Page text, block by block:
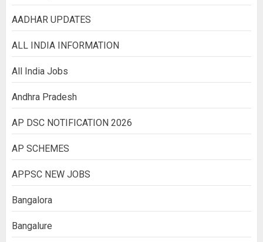
AADHAR UPDATES
ALL INDIA INFORMATION
All India Jobs
Andhra Pradesh
AP DSC NOTIFICATION 2026
AP SCHEMES
APPSC NEW JOBS
Bangalora
Bangalure